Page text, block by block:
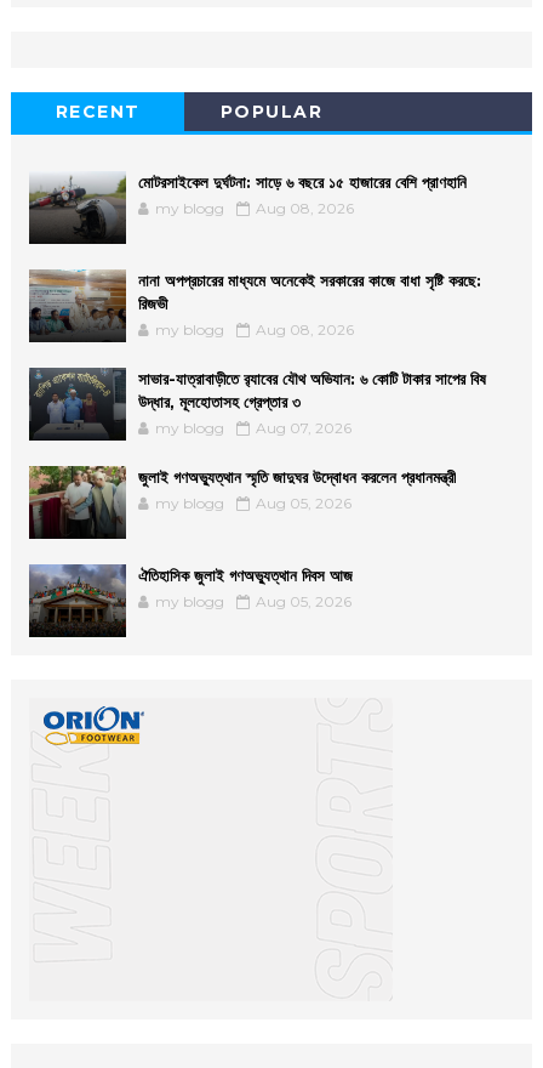
RECENT POPULAR
মোটরসাইকেল দুর্ঘটনা: সাড়ে ৬ বছরে ১৫ হাজারের বেশি প্রাণহানি
my blogg Aug 08, 2026
নানা অপপ্রচারের মাধ্যমে অনেকেই সরকারের কাজে বাধা সৃষ্টি করছে:
রিজভী
my blogg Aug 08, 2026
সাভার-যাত্রাবাড়ীতে র‌্যাবের যৌথ অভিযান: ৬ কোটি টাকার সাপের বিষ
উদ্ধার, মূলহোতাসহ গ্রেপ্তার ৩
my blogg Aug 07, 2026
জুলাই গণঅভ্যুত্থান স্মৃতি জাদুঘর উদ্বোধন করলেন প্রধানমন্ত্রী
my blogg Aug 05, 2026
ঐতিহাসিক জুলাই গণঅভ্যুত্থান দিবস আজ
my blogg Aug 05, 2026